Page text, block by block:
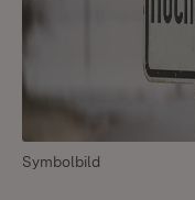
Symbolbild